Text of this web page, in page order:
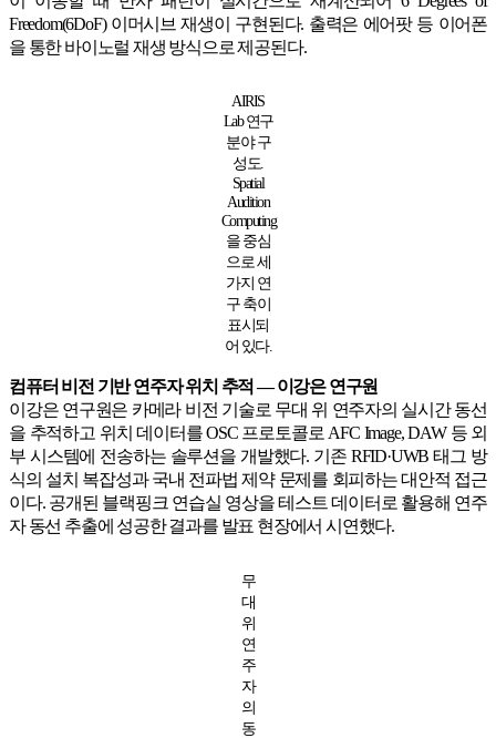
Freedom(6DoF) 이머시브 재생이 구현된다. 출력은 에어팟 등 이어폰
을 통한 바이노럴 재생 방식으로 제공된다.
AIRIS
Lab 연구
분야 구
성도.
Spatial
Audition
Computing
을 중심
으로 세
가지 연
구 축이
표시되
어 있다.
컴퓨터 비전 기반 연주자 위치 추적 — 이강은 연구원
이강은 연구원은 카메라 비전 기술로 무대 위 연주자의 실시간 동선
을 추적하고 위치 데이터를 OSC 프로토콜로 AFC Image, DAW 등 외
부 시스템에 전송하는 솔루션을 개발했다. 기존 RFID·UWB 태그 방
식의 설치 복잡성과 국내 전파법 제약 문제를 회피하는 대안적 접근
이다. 공개된 블랙핑크 연습실 영상을 테스트 데이터로 활용해 연주
자 동선 추출에 성공한 결과를 발표 현장에서 시연했다.
무
대
위
연
주
자
의
동